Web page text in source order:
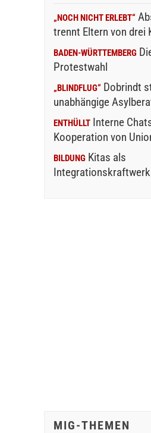
„NOCH NICHT ERLEBT“
trennt Eltern von drei
BADEN-WÜRTTEMBERG
Protestwahl
„BLINDFLUG“ Dobrindt
unabhängige
ENTHÜLLT Interne
Kooperation von
BILDUNG Kitas als
MIG-THEMEN